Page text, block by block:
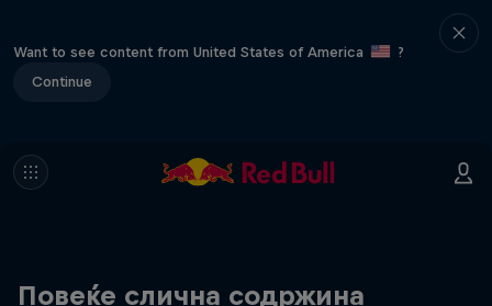
Want to see content from United States of America
?
Continue
Повеќе слична содржина